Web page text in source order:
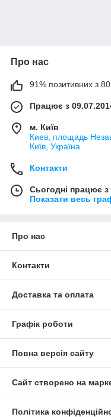
Про нас
91% позитивних з 80
Працює з
м. Київ
Киев, площадь
Київ, Україна
Контакти
Сьогодні працює
Показати весь
Про нас
Контакти
Доставка та оплата
Графік роботи
Повна версія сайту
Сайт створено на
Політика